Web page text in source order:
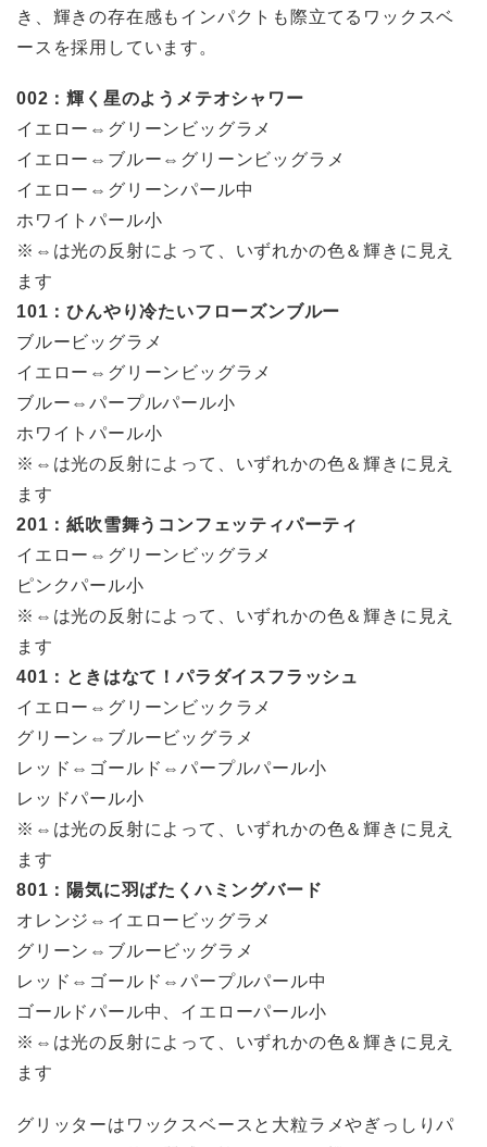
き、輝きの存在感もインパクトも際立てるワックスベ
ースを採用しています。
002：輝く星のようメテオシャワー
イエロー⇔グリーンビッグラメ
イエロー⇔ブルー⇔グリーンビッグラメ
イエロー⇔グリーンパール中
ホワイトパール小
※⇔は光の反射によって、いずれかの色＆輝きに見え
ます
101：ひんやり冷たいフローズンブルー
ブルービッグラメ
イエロー⇔グリーンビッグラメ
ブルー⇔パープルパール小
ホワイトパール小
※⇔は光の反射によって、いずれかの色＆輝きに見え
ます
201：紙吹雪舞うコンフェッティパーティ
イエロー⇔グリーンビッグラメ
ピンクパール小
※⇔は光の反射によって、いずれかの色＆輝きに見え
ます
401：ときはなて！パラダイスフラッシュ
イエロー⇔グリーンビックラメ
グリーン⇔ブルービッグラメ
レッド⇔ゴールド⇔パープルパール小
レッドパール小
※⇔は光の反射によって、いずれかの色＆輝きに見え
ます
801：陽気に羽ばたくハミングバード
オレンジ⇔イエロービッグラメ
グリーン⇔ブルービッグラメ
レッド⇔ゴールド⇔パープルパール中
ゴールドパール中、イエローパール小
※⇔は光の反射によって、いずれかの色＆輝きに見え
ます
グリッターはワックスベースと大粒ラメやぎっしりパ